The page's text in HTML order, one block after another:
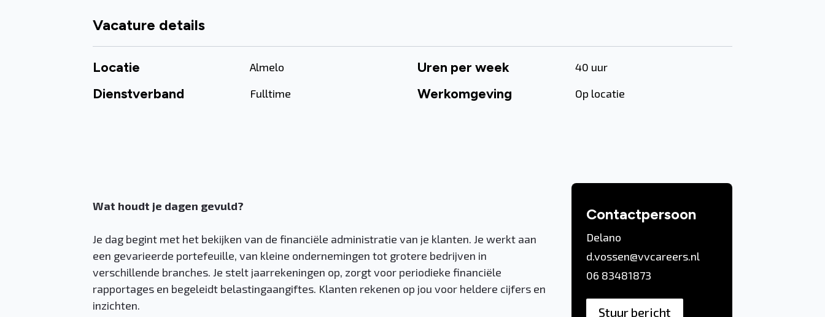
Vacature details
Locatie Almelo Uren per week 40 uur
Dienstverband Fulltime Werkomgeving Op locatie
Wat houdt je dagen gevuld?
Je dag begint met het bekijken van de financiële administratie van je klanten. Je werkt aan
een gevarieerde portefeuille, van kleine ondernemingen tot grotere bedrijven in
verschillende branches. Je stelt jaarrekeningen op, zorgt voor periodieke financiële
rapportages en begeleidt belastingaangiftes. Klanten rekenen op jou voor heldere cijfers en
inzichten.
Contactpersoon
Delano
d.vossen@vvcareers.nl
06 83481873
Stuur bericht